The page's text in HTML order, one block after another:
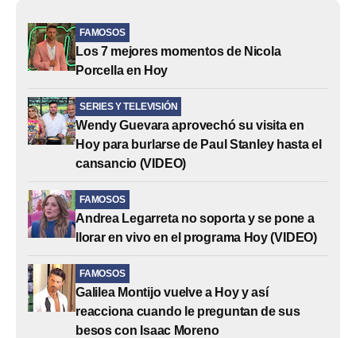
FAMOSOS
Los 7 mejores momentos de Nicola
Porcella en Hoy
SERIES Y TELEVISIÓN
Wendy Guevara aprovechó su visita en
Hoy para burlarse de Paul Stanley hasta el
cansancio (VIDEO)
FAMOSOS
Andrea Legarreta no soporta y se pone a
llorar en vivo en el programa Hoy (VIDEO)
FAMOSOS
Galilea Montijo vuelve a Hoy y así
reacciona cuando le preguntan de sus
besos con Isaac Moreno